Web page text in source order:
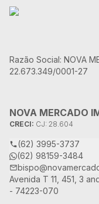
Razão Social: NOVA
22.673.349/0001-27
NOVA MERCADO
CRECI: CJ: 28.604
(62) 3995-3737
(62) 98159-3484
Avenida T 11, 451, 3
- 74223-070